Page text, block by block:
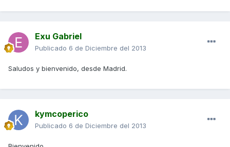
Exu Gabriel
Publicado 6 de Diciembre del 2013
Saludos y bienvenido, desde Madrid.
kymcoperico
Publicado 6 de Diciembre del 2013